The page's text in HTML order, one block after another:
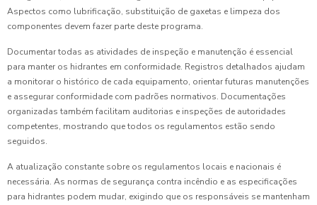
Aspectos como lubrificação, substituição de gaxetas e limpeza dos
componentes devem fazer parte deste programa.
Documentar todas as atividades de inspeção e manutenção é essencial
para manter os hidrantes em conformidade. Registros detalhados ajudam
a monitorar o histórico de cada equipamento, orientar futuras manutenções
e assegurar conformidade com padrões normativos. Documentações
organizadas também facilitam auditorias e inspeções de autoridades
competentes, mostrando que todos os regulamentos estão sendo
seguidos.
A atualização constante sobre os regulamentos locais e nacionais é
necessária. As normas de segurança contra incêndio e as especificações
para hidrantes podem mudar, exigindo que os responsáveis se mantenham